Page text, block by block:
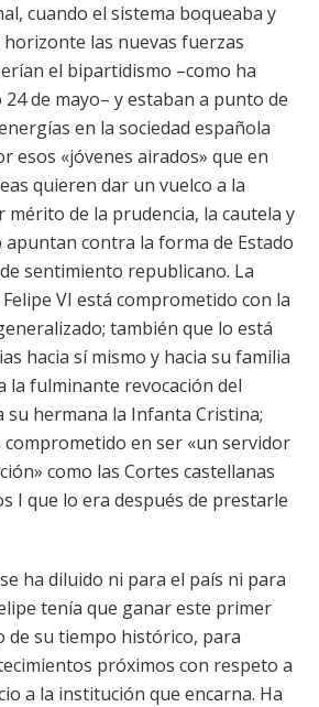
cuando el sistema boqueaba y
las nuevas fuerzas
el bipartidismo –como ha
de mayo– y estaban a punto de
en la sociedad española
esos «jóvenes airados» que en
quieren dar un vuelco a la
de la prudencia, la cautela y
apuntan contra la forma de Estado
sentimiento republicano. La
VI está comprometido con la
también que lo está
hacia sí mismo y hacia su familia
la fulminante revocación del
su hermana la Infanta Cristina;
comprometido en ser «un servidor
como las Cortes castellanas
I que lo era después de prestarle
ha diluido ni para el país ni para
tenía que ganar este primer
de su tiempo histórico, para
próximos con respeto a
a la institución que encarna. Ha